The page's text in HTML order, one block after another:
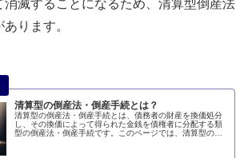
消滅することになるため、清算型倒産法
ります。
清算型の倒産法・倒産手続とは？
清算型の倒産法・倒産手続とは、債務者の財産を換価処分
し、その換価によって得られた金銭を債権者に分配する類
型の倒産法・倒産手続です。このページでは、清算型の倒